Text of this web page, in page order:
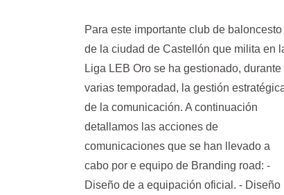
Para este importante club de baloncesto
de la ciudad de Castellón que milita en
Liga LEB Oro se ha gestionado, durante
varias temporadad, la gestión
de la comunicación. A continuación
detallamos las acciones de
comunicaciones que se han llevado a
cabo por e equipo de Branding road: -
Diseño de a equipación oficial. - Diseño